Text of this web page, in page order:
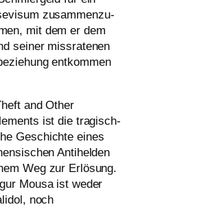
zusam­men­zu­
mit dem er dem
sei­ner miss­ra­te­nen
ent­kom­men
and Other
ist die tra­gisch-
Geschichte eines
Antihelden
Weg zur Erlösung.
Mousa ist weder
noch